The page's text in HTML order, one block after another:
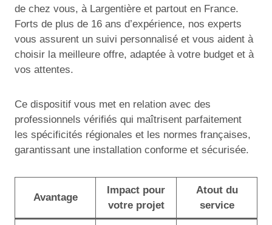
de chez vous, à Largentière et partout en France.
Forts de plus de 16 ans d’expérience, nos experts
vous assurent un suivi personnalisé et vous aident à
choisir la meilleure offre, adaptée à votre budget et à
vos attentes.
Ce dispositif vous met en relation avec des
professionnels vérifiés qui maîtrisent parfaitement
les spécificités régionales et les normes françaises,
garantissant une installation conforme et sécurisée.
Avantage
Impact pour
votre projet
Atout du
service